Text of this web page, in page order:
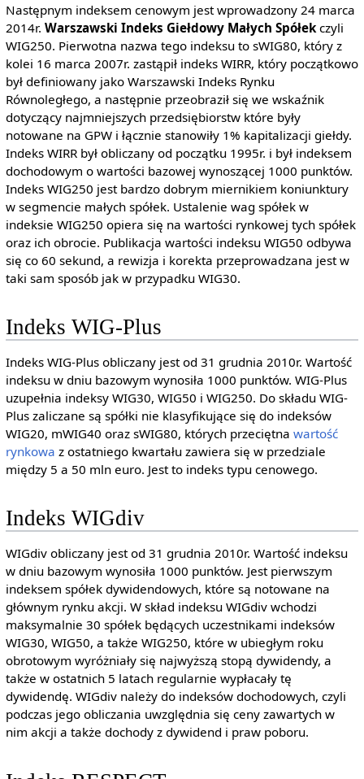
Następnym indeksem cenowym jest wprowadzony 24 marca
2014r. Warszawski Indeks Giełdowy Małych Spółekczyli
WIG250. Pierwotna nazwa tego indeksu to sWIG80, który z
kolei 16 marca 2007r. zastąpił indeks WIRR, który początkowo
był definiowany jako Warszawski Indeks Rynku
Równoległego, a następnie przeobraził się we wskaźnik
dotyczący najmniejszych przedsiębiorstw które były
notowane na GPW i łącznie stanowiły 1% kapitalizacji giełdy.
Indeks WIRR był obliczany od początku 1995r. i był indeksem
dochodowym o wartości bazowej wynoszącej 1000 punktów.
Indeks WIG250 jest bardzo dobrym miernikiem koniunktury
w segmencie małych spółek. Ustalenie wag spółek w
indeksie WIG250 opiera się na wartości rynkowej tych spółek
oraz ich obrocie. Publikacja wartości indeksu WIG50 odbywa
się co 60 sekund, a rewizja i korekta przeprowadzana jest w
taki sam sposób jak w przypadku WIG30.
Indeks WIG-Plus
Indeks WIG-Plus obliczany jest od 31 grudnia 2010r. Wartość
indeksu w dniu bazowym wynosiła 1000 punktów. WIG-Plus
uzupełnia indeksy WIG30, WIG50 i WIG250. Do składu WIG-
Plus zaliczane są spółki nie klasyfikujące się do indeksów
WIG20, mWIG40 oraz sWIG80, których przeciętna wartość
rynkowa z ostatniego kwartału zawiera się w przedziale
między 5 a 50 mln euro. Jest to indeks typu cenowego.
Indeks WIGdiv
WIGdiv obliczany jest od 31 grudnia 2010r. Wartość indeksu
w dniu bazowym wynosiła 1000 punktów. Jest pierwszym
indeksem spółek dywidendowych, które są notowane na
głównym rynku akcji. W skład indeksu WIGdiv wchodzi
maksymalnie 30 spółek będących uczestnikami indeksów
WIG30, WIG50, a także WIG250, które w ubiegłym roku
obrotowym wyróżniały się najwyższą stopą dywidendy, a
także w ostatnich 5 latach regularnie wypłacały tę
dywidendę. WIGdiv należy do indeksów dochodowych, czyli
podczas jego obliczania uwzględnia się ceny zawartych w
nim akcji a także dochody z dywidend i praw poboru.